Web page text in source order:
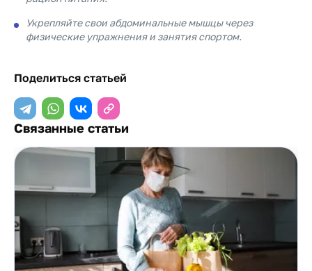
Укрепляйте свои абдоминальные мышцы через
физические упражнения и занятия спортом.
Поделиться статьей
Связанные статьи